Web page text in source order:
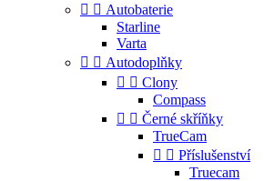
  Autobaterie
Starline
Varta
  Autodoplňky
  Clony
Compass
  Černé skříňky
TrueCam
  Příslušenství
Truecam